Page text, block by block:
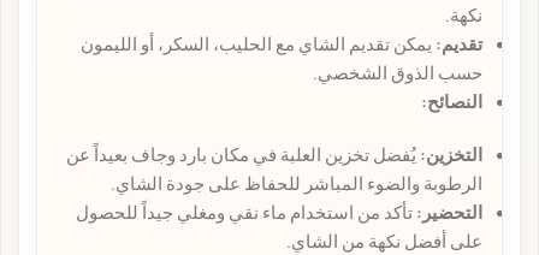
نكهة.
تقديم: يمكن تقديم الشاي مع الحليب، السكر، أو الليمون
حسب الذوق الشخصي.
النصائح:
التخزين:يُفضل تخزين العلبة في مكان بارد وجاف بعيداً عن
الرطوبة والضوء المباشر للحفاظ على جودة الشاي.
التحضير:تأكد من استخدام ماء نقي ومغلي جيداً للحصول
على أفضل نكهة من الشاي.